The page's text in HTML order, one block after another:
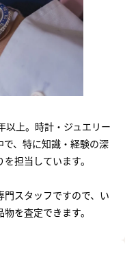
以上。時計・ジュエリー
、特に知識・経験の深
担当しています。
スタッフですので、い
を査定できます。